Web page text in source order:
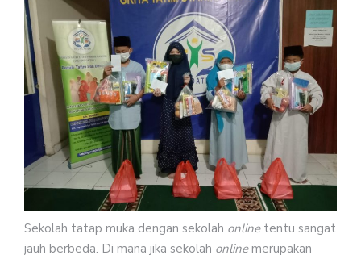
Sekolah tatap muka dengan sekolah online tentu sangat
jauh berbeda. Di mana jika sekolah onlinemerupakan